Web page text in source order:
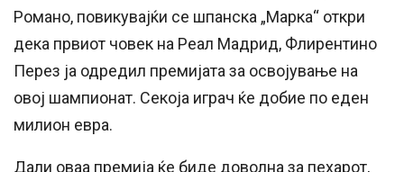
Романо, повикувајќи се шпанска „Марка“ откри
дека првиот човек на Реал Мадрид, Флирентино
Перез ја одредил премијата за освојување на
овој шампионат. Секоја играч ќе добие по еден
милион евра.
Дали оваа премија ќе биде доволна за пехарот,